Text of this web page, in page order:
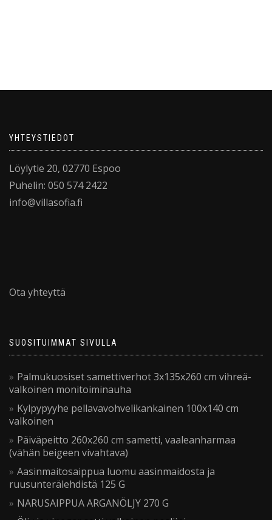
YHTEYSTIEDOT
Löylytie 20, 02770 Espoo
Puhelin: 050 574 2422
info@villasofia.fi
Ota yhteyttä
SUOSITUIMMAT SIVULLA
Palmukuosiset samettiverhot 3x135x260 cm vihreä-
valkoinen monitoiminauha
Kylpypyyhe pellavavohvelikankainen 100x140 cm
valkoinen
Päiväpeitto 260x260 cm sametti, vaaleanharmaa
(vähän beigeen vivahtava)
Aasinmaitosaippua luomu aasinmaidosta ja
ruusunterälehdistä 125 G
NARUSAIPPUA ARGANÖLJY 270 G